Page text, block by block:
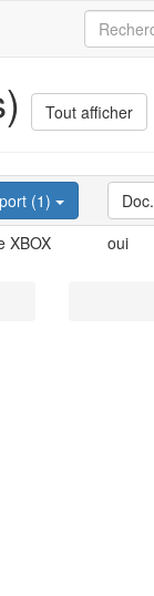
Tout afficher
(1) Doc.
XBOX oui